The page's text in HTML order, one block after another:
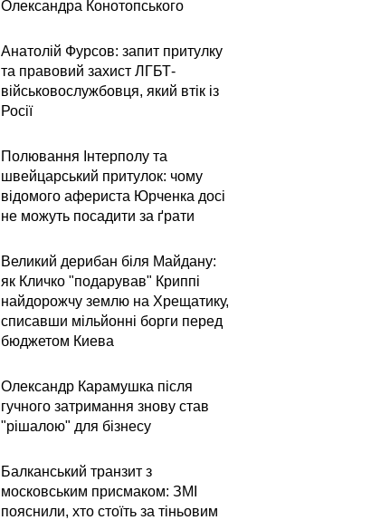
Олександра Конотопського
Анатолій Фурсов: запит притулку
та правовий захист ЛГБТ-
військовослужбовця, який втік із
Росії
Полювання Інтерполу та
швейцарський притулок: чому
відомого афериста Юрченка досі
не можуть посадити за ґрати
Великий дерибан біля Майдану:
як Кличко "подарував" Криппі
найдорожчу землю на Хрещатику,
списавши мільйонні борги перед
бюджетом Киева
Олександр Карамушка після
гучного затримання знову став
"рішалою" для бізнесу
Балканський транзит з
московським присмаком: ЗМІ
пояснили, хто стоїть за тіньовим